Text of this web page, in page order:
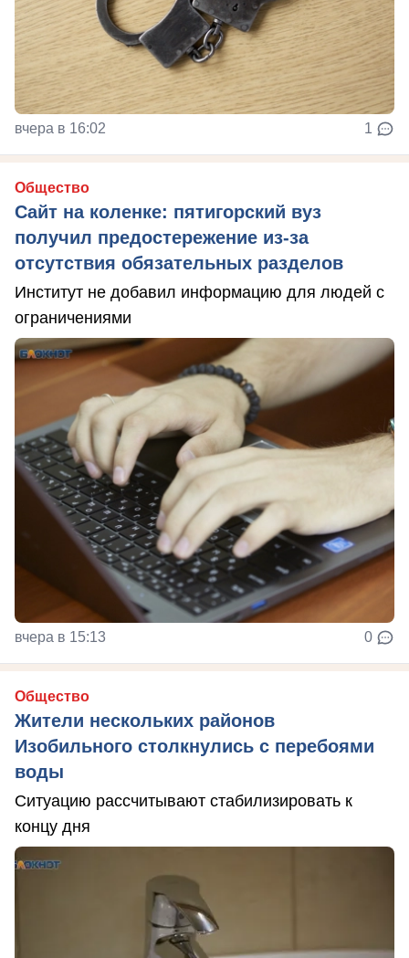
вчера в 16:02 1
Общество
Сайт на коленке: пятигорский вуз
получил предостережение из-за
отсутствия обязательных разделов
Институт не добавил информацию для людей с
ограничениями
вчера в 15:13 0
Общество
Жители нескольких районов
Изобильного столкнулись с перебоями
воды
Ситуацию рассчитывают стабилизировать к
концу дня